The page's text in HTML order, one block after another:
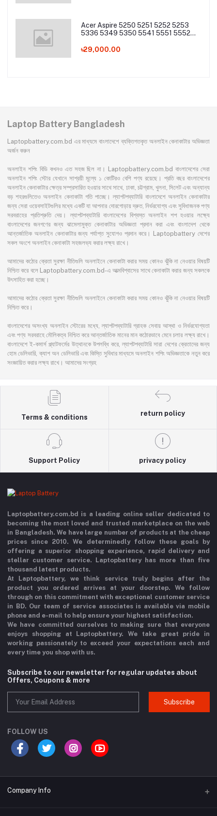
Acer Aspire 5250 5251 5252 5253
5336 5349 5350 5541 5551 5552
5745 5749 5750 5755 5760 7251
৳29,000.00
Laptop Battery Bangladesh
Laptopbattery.com.bd এর মাধ্যমে বাংলাদেশে ব্যক্তিগতকৃত অনলাইন কেনাকাটার অভিজ্ঞতা
অর্জন করুন
অনলাইন শপিং বিডি কখনও এত সহজ ছিল না। Laptopbattery.com.bd বাংলাদেশের সেরা
অনলাইন শপিং স্টোর যেখানে সাশ্রয়ী মূল্যে ১ কোটিরও বেশি পণ্য রয়েছে। প্রতি বছর বাংলাদেশের
অনলাইন কেনাকাটার ক্ষেত্র সম্প্রসারিত হওয়ার সাথে সাথে, ঢাকা, চট্টগ্রাম, খুলনা, সিলেট এবং অন্যান্য
বড় শহরগুলিতেও অনলাইন কেনাকাটা গতি পাচ্ছে। ল্যাপটপব্যাটারি বাংলাদেশে অনলাইন কেনাকাটার
জন্য সেরা ওয়েবসাইটগুলির মধ্যে একটি যা আপনার দোরগোড়ায় দ্রুত, নির্ভরযোগ্য এবং সুবিধাজনক পণ্য
সরবরাহের প্রতিশ্রুতি দেয়। ল্যাপটপব্যাটারি বাংলাদেশের বিশ্বস্ত অনলাইন শপ হওয়ার লক্ষ্যে
বাংলাদেশের জনগণের জন্য ঝামেলামুক্ত কেনাকাটার অভিজ্ঞতা প্রদান করা এবং বাংলাদেশ থেকে
আন্তর্জাতিক অনলাইন কেনাকাটার জন্য পর্যাপ্ত সুযোগও প্রদান করে। Laptopbattery দেশের
সকল অংশে অনলাইন কেনাকাটা সহজলভ্য করার লক্ষ্য রাখে।
আমাদের কঠোর ক্রেতা সুরক্ষা নীতিগুলি অনলাইনে কেনাকাটা করার সময় কোনও ঝুঁকি না নেওয়ার বিষয়টি
নিশ্চিত করে বলে Laptopbattery.com.bd-এ আত্মবিশ্বাসের সাথে কেনাকাটা করার জন্য সকলকে
উৎসাহিত করা হচ্ছে।
আমাদের কঠোর ক্রেতা সুরক্ষা নীতিগুলি অনলাইনে কেনাকাটা করার সময় কোনও ঝুঁকি না নেওয়ার বিষয়টি
নিশ্চিত করে।
বাংলাদেশের অসংখ্য অনলাইন স্টোরের মধ্যে, ল্যাপটপব্যাটারি গ্রাহক সেবায় আস্থা ও নির্ভরযোগ্যতা
এবং পণ্য সরবরাহে মৌলিকত্ব নিশ্চিত করে আন্তর্জাতিক মানের মান কঠোরভাবে মেনে চলার লক্ষ্য রাখে।
বাংলাদেশে ই-কমার্স প্ল্যাটফর্মের উত্থানকে উপলব্ধি করে, ল্যাপটপব্যাটারি সারা দেশের ক্রেতাদের জন্য
হোম ডেলিভারি, ক্যাশ অন ডেলিভারি এবং কিস্তি সুবিধার মাধ্যমে অনলাইন শপিং অভিজ্ঞতাকে নতুন করে
সংজ্ঞায়িত করার লক্ষ্য রাখে। আমাদের সংগ্রহ
Terms & conditions
return policy
Support Policy privacy policy
Laptopbattery.com.bd is a leading online seller dedicated to
becoming the most loved and trusted marketplace on the web
in Bangladesh. We have large number of products at the cheap
prices since 2010. We determinedly follow these goals by
offering a superior shopping experience, rapid delivery and
stellar customer service. Laptopbattery has more than five
thousand latest products.
At Laptopbattery, we think service truly begins after the
product you ordered arrives at your doorstep. We follow
through on this commitment with exceptional customer service
in BD. Our team of service associates is available via mobile
phone and e-mail to help ensure your highest satisfaction.
We have committed ourselves to making sure that everyone
enjoys shopping at Laptopbattery. We take great pride in
working passionately to exceed your expectations each and
every time you shop with us.
Subscribe to our newsletter for regular updates about
Offers, Coupons & more
Subscribe
FOLLOW US
Company Info